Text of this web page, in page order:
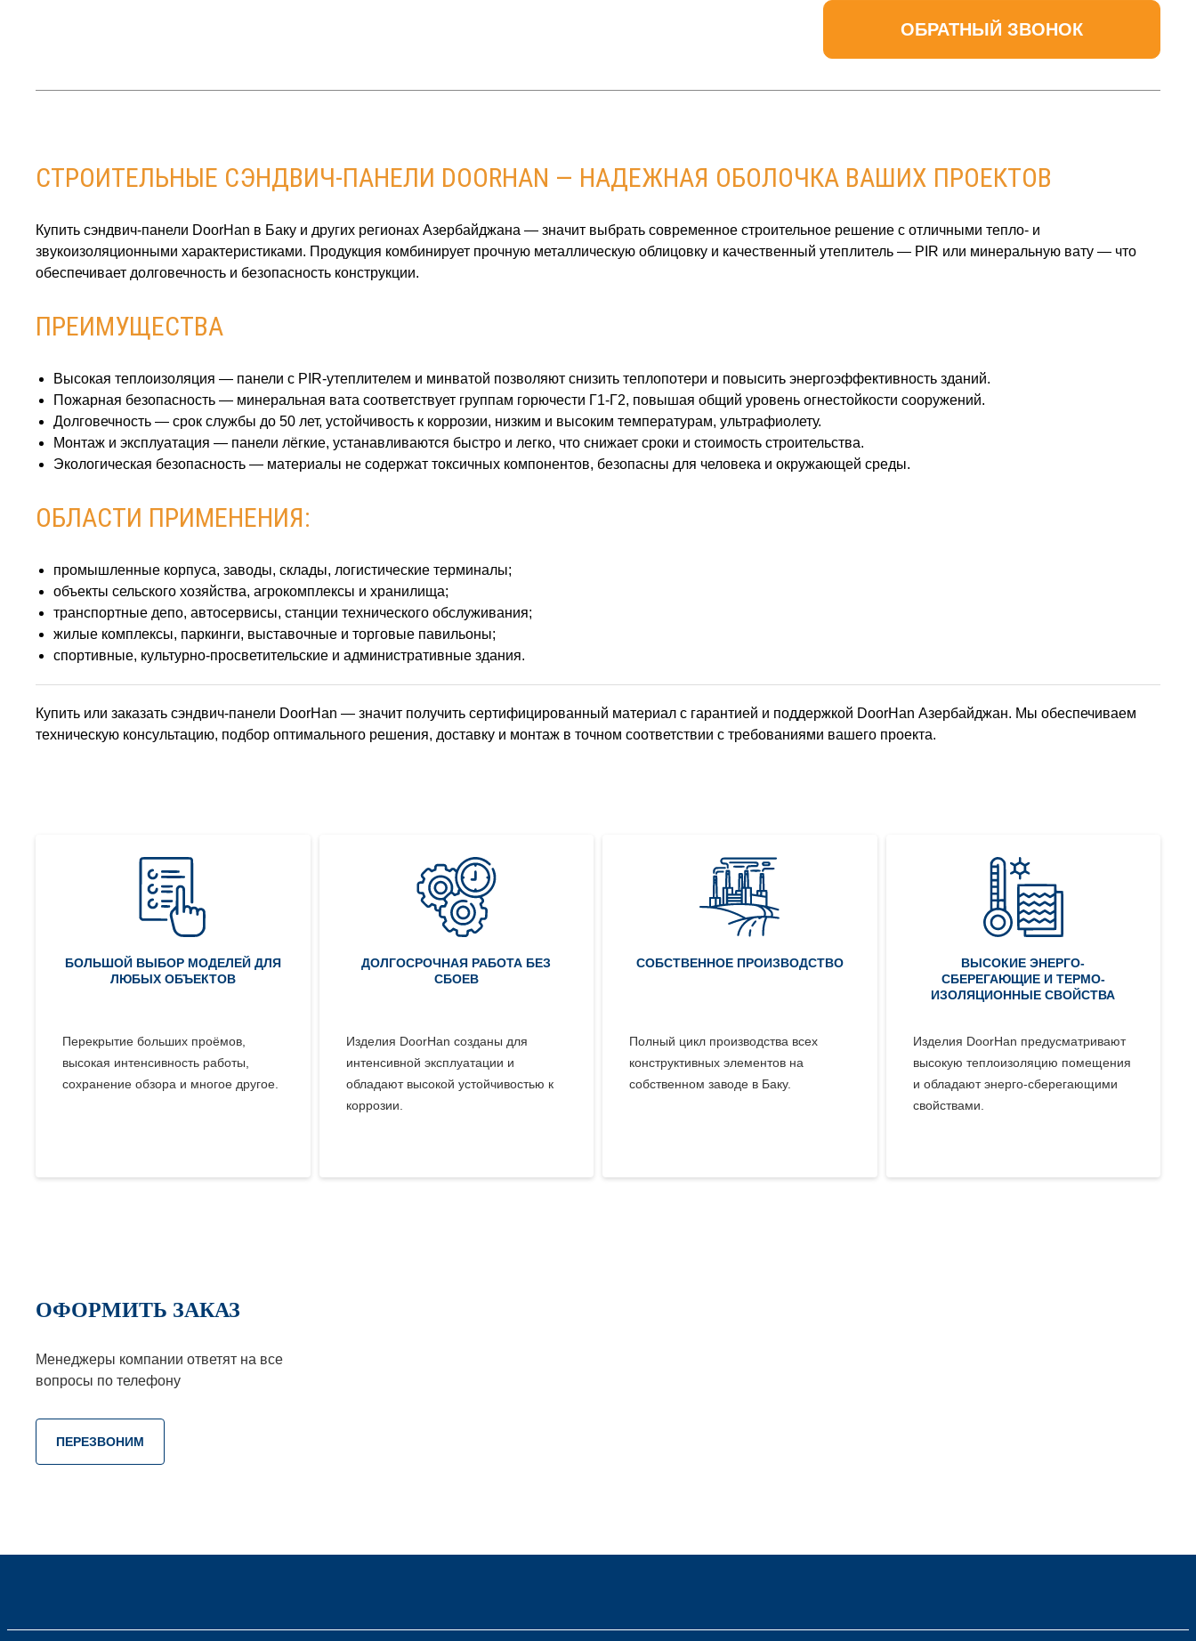
ОБРАТНЫЙ ЗВОНОК
СТРОИТЕЛЬНЫЕ СЭНДВИЧ‑ПАНЕЛИ DOORHAN — НАДЕЖНАЯ ОБОЛОЧКА ВАШИХ ПРОЕКТОВ
Купить сэндвич‑панели DoorHan в Баку и других регионах Азербайджана — значит выбрать современное строительное решение с отличными тепло‑ и
звукоизоляционными характеристиками. Продукция комбинирует прочную металлическую облицовку и качественный утеплитель — PIR или минеральную вату — что
обеспечивает долговечность и безопасность конструкции.
ПРЕИМУЩЕСТВА
Высокая теплоизоляция — панели с PIR‑утеплителем и минватой позволяют снизить теплопотери и повысить энергоэффективность зданий.
Пожарная безопасность — минеральная вата соответствует группам горючести Г1‑Г2, повышая общий уровень огнестойкости сооружений.
Долговечность — срок службы до 50 лет, устойчивость к коррозии, низким и высоким температурам, ультрафиолету.
Монтаж и эксплуатация — панели лёгкие, устанавливаются быстро и легко, что снижает сроки и стоимость строительства.
Экологическая безопасность — материалы не содержат токсичных компонентов, безопасны для человека и окружающей среды.
ОБЛАСТИ ПРИМЕНЕНИЯ:
промышленные корпуса, заводы, склады, логистические терминалы;
объекты сельского хозяйства, агрокомплексы и хранилища;
транспортные депо, автосервисы, станции технического обслуживания;
жилые комплексы, паркинги, выставочные и торговые павильоны;
спортивные, культурно‑просветительские и административные здания.
Купить или заказать сэндвич‑панели DoorHan — значит получить сертифицированный материал с гарантией и поддержкой DoorHan Азербайджан. Мы обеспечиваем
техническую консультацию, подбор оптимального решения, доставку и монтаж в точном соответствии с требованиями вашего проекта.
БОЛЬШОЙ ВЫБОР МОДЕЛЕЙ ДЛЯ
ЛЮБЫХ ОБЪЕКТОВ
Перекрытие больших проёмов,
высокая интенсивность работы,
сохранение обзора и многое другое.
ДОЛГОСРОЧНАЯ РАБОТА БЕЗ
СБОЕВ
Изделия DoorHan созданы для
интенсивной эксплуатации и
обладают высокой устойчивостью к
коррозии.
СОБСТВЕННОЕ ПРОИЗВОДСТВО
Полный цикл производства всех
конструктивных элементов на
собственном заводе в Баку.
ВЫСОКИЕ ЭНЕРГО-
СБЕРЕГАЮЩИЕ И ТЕРМО-
ИЗОЛЯЦИОННЫЕ СВОЙСТВА
Изделия DoorHan предусматривают
высокую теплоизоляцию помещения
и обладают энерго-сберегающими
свойствами.
ОФОРМИТЬ ЗАКАЗ
Менеджеры компании ответят на все
вопросы по телефону
ПЕРЕЗВОНИМ